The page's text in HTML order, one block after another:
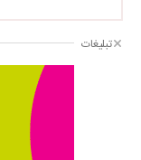
تبلیغات